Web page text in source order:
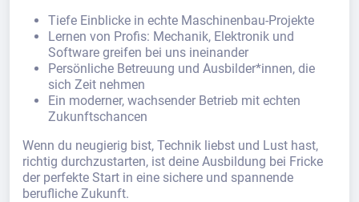
Tiefe Einblicke in echte Maschinenbau-Projekte
Lernen von Profis: Mechanik, Elektronik und
Software greifen bei uns ineinander
Persönliche Betreuung und Ausbilder*innen, die
sich Zeit nehmen
Ein moderner, wachsender Betrieb mit echten
Zukunftschancen
Wenn du neugierig bist, Technik liebst und Lust hast,
richtig durchzustarten, ist deine Ausbildung bei Fricke
der perfekte Start in eine sichere und spannende
berufliche Zukunft.